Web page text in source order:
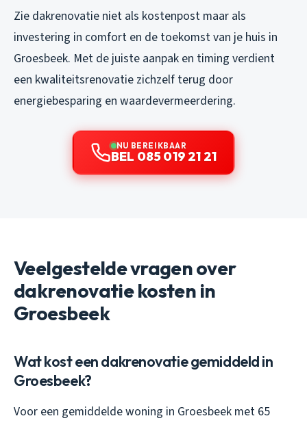
Zie dakrenovatie niet als kostenpost maar als
investering in comfort en de toekomst van je huis in
Groesbeek. Met de juiste aanpak en timing verdient
een kwaliteitsrenovatie zichzelf terug door
energiebesparing en waardevermeerdering.
NU BEREIKBAAR
BEL 085 019 21 21
Veelgestelde vragen over
dakrenovatie kosten in
Groesbeek
Wat kost een dakrenovatie gemiddeld in
Groesbeek?
Voor een gemiddelde woning in Groesbeek met 65